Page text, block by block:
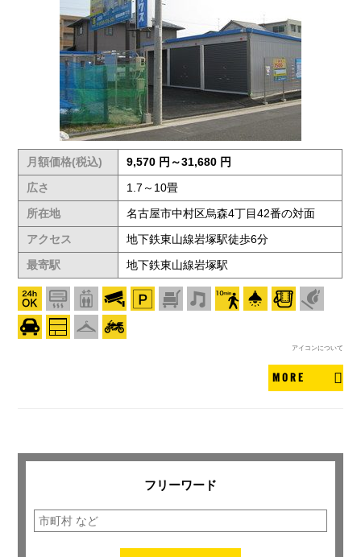
月額価格(税込)
9,570 円～31,680 円
広さ
1.7～10畳
所在地
名古屋市中村区烏森4丁目42番の対面
アクセス
地下鉄東山線岩塚駅徒歩6分
最寄駅
地下鉄東山線岩塚駅
アイコンについて
MORE
フリーワード